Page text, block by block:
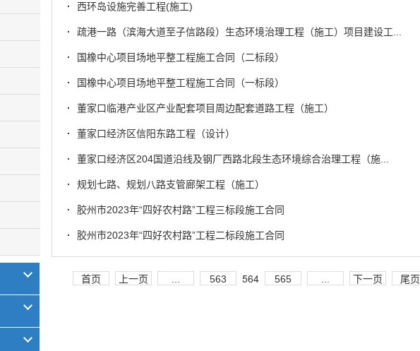
· 西环岛设施完善工程(施工)
· 疏港一路（滨海大道至子信路段）生态环境治理工程（施工）项目建设工...
· 国橡中心项目场地平整工程施工合同（二标段）
· 国橡中心项目场地平整工程施工合同（一标段）
· 董家口临港产业区产业配套项目周边配套道路工程（施工）
· 董家口经济区信阳东路工程（设计）
· 董家口经济区204国道沿线及钢厂西路北段生态环境综合治理工程（施...
· 规划七路、规划八路支管廊架工程（施工）
· 胶州市2023年“四好农村路”工程三标段施工合同
· 胶州市2023年“四好农村路”工程二标段施工合同
首页 上一页 563 564 565 下一页 尾页